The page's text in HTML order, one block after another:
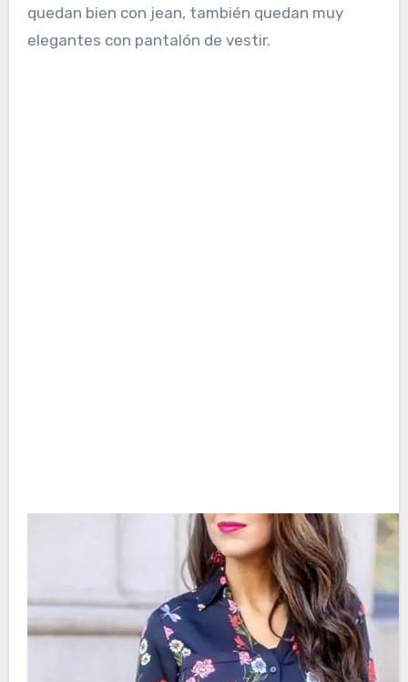
quedan bien con jean, también quedan muy
elegantes con pantalón de vestir.